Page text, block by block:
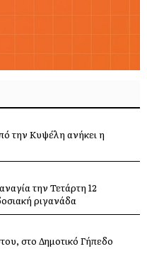
την Κυψέλη ανήκει η
την Τετάρτη 12
ριγανάδα
στο Δημοτικό Γήπεδο